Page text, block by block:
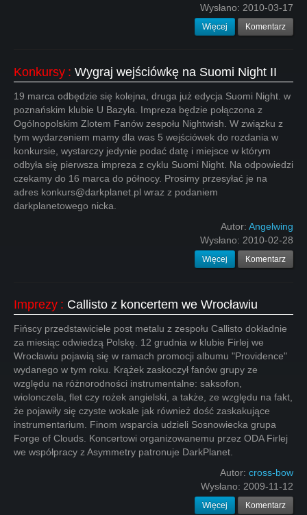
Wysłano: 2010-03-17
Więcej Komentarz
Konkursy : Wygraj wejściówkę na Suomi Night II
19 marca odbędzie się kolejna, druga już edycja Suomi Night. w
poznańskim klubie U Bazyla. Impreza będzie połączona z
Ogólnopolskim Zlotem Fanów zespołu Nightwish. W związku z
tym wydarzeniem mamy dla was 5 wejściówek do rozdania w
konkursie, wystarczy jedynie podać datę i miejsce w którym
odbyła się pierwsza impreza z cyklu Suomi Night. Na odpowiedzi
czekamy do 16 marca do północy. Prosimy przesyłać je na
adres konkurs@darkplanet.pl wraz z podaniem
darkplanetowego nicka.
Autor: Angelwing
Wysłano: 2010-02-28
Więcej Komentarz
Imprezy : Callisto z koncertem we Wrocławiu
Fińscy przedstawiciele post metalu z zespołu Callisto dokładnie
za miesiąc odwiedzą Polskę. 12 grudnia w klubie Firlej we
Wrocławiu pojawią się w ramach promocji albumu "Providence"
wydanego w tym roku. Krążek zaskoczył fanów grupy ze
względu na różnorodności instrumentalne: saksofon,
wiolonczela, flet czy rożek angielski, a także, ze względu na fakt,
że pojawiły się czyste wokale jak również dość zaskakujące
instrumentarium. Finom wsparcia udzieli Sosnowiecka grupa
Forge of Clouds. Koncertowi organizowanemu przez ODA Firlej
we współpracy z Asymmetry patronuje DarkPlanet.
Autor: cross-bow
Wysłano: 2009-11-12
Więcej Komentarz